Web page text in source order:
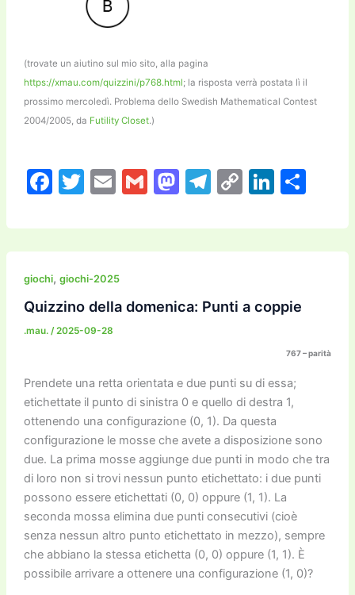
(trovate un aiutino sul mio sito, alla pagina
https://xmau.com/quizzini/p768.html; la risposta verrà postata lì il
prossimo mercoledì. Problema dello Swedish Mathematical Contest
2004/2005, da Futility Closet.)
F
c
e
b
o
o
T
itt
er
E
ai
l
G
ai
l
M
st
o
o
T
e
gr
m
C
p
y
n
Li
k
e
n
C
n
di
giochi, giochi-2025
Quizzino della domenica: Punti a coppie
.mau. /2025-09-28
767 – parità
Prendete una retta orientata e due punti su di essa;
etichettate il punto di sinistra 0 e quello di destra 1,
ottenendo una configurazione (0, 1). Da questa
configurazione le mosse che avete a disposizione sono
due. La prima mosse aggiunge due punti in modo che tra
di loro non si trovi nessun punto etichettato: i due punti
possono essere etichettati (0, 0) oppure (1, 1). La
seconda mossa elimina due punti consecutivi (cioè
senza nessun altro punto etichettato in mezzo), sempre
che abbiano la stessa etichetta (0, 0) oppure (1, 1). È
possibile arrivare a ottenere una configurazione (1, 0)?